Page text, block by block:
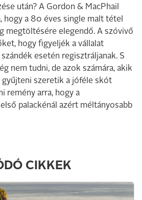
után? A Gordon & MacPhail
hogy a 80 éves single malt tétel
megtöltésére elegendő. A szóvivő
hogy figyeljék a vállalat
esetén regisztráljanak. S
nem tudni, de azok számára, akik
gyűjteni szeretik a jóféle skót
remény arra, hogy a
palackénál azért méltányosabb
CIKKEK